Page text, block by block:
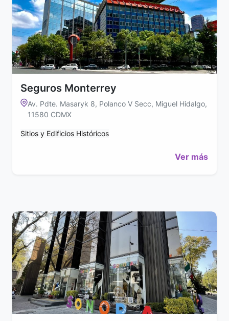
Seguros Monterrey
Av. Pdte. Masaryk 8, Polanco V Secc, Miguel Hidalgo,
11580 CDMX
Sitios y Edificios Históricos
Ver más